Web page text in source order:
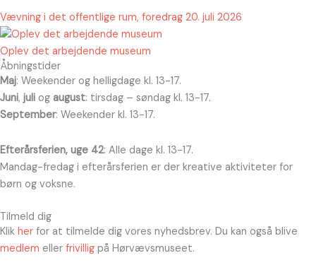
Vævning i det offentlige rum, foredrag 20. juli 2026
Oplev det arbejdende museum
Åbningstider
Maj: Weekender og helligdage kl. 13-17.
Juni, juli og august: tirsdag – søndag kl. 13-17.
September: Weekender kl. 13-17.
Efterårsferien, uge 42: Alle dage kl. 13-17.
Mandag-fredag i efterårsferien er der kreative aktiviteter for
børn og voksne.
Tilmeld dig
Klik her for at tilmelde dig vores nyhedsbrev. Du kan også blive
medlem eller frivillig på Hørvævsmuseet.